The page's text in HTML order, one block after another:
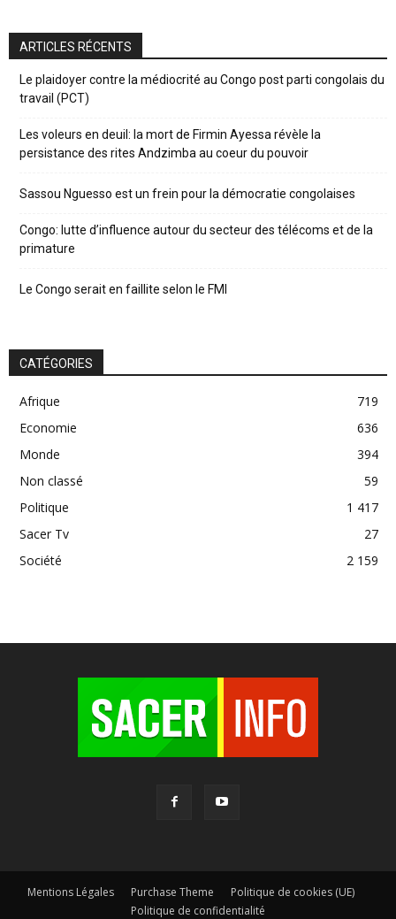
ARTICLES RÉCENTS
Le plaidoyer contre la médiocrité au Congo post parti congolais du
travail (PCT)
Les voleurs en deuil: la mort de Firmin Ayessa révèle la
persistance des rites Andzimba au coeur du pouvoir
Sassou Nguesso est un frein pour la démocratie congolaises
Congo: lutte d’influence autour du secteur des télécoms et de la
primature
Le Congo serait en faillite selon le FMI
CATÉGORIES
Afrique
719
Economie
636
Monde
394
Non classé
59
Politique
1 417
Sacer Tv
27
Société
2 159
Mentions Légales Purchase Theme
Politique de cookies (UE)
Politique de confidentialité